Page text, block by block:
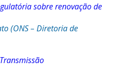
sobre renovação de
(ONS – Diretoria de